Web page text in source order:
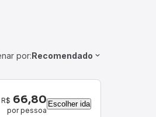
por:Recomendado
R$ 66,80
por pessoa
Escolher ida